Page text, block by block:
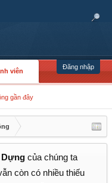
Đăng nhập
viên
gần đây
Dựng của chúng ta
còn có nhiều thiếu